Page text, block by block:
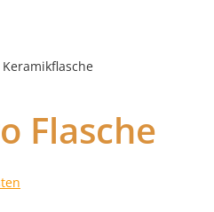
Flasche